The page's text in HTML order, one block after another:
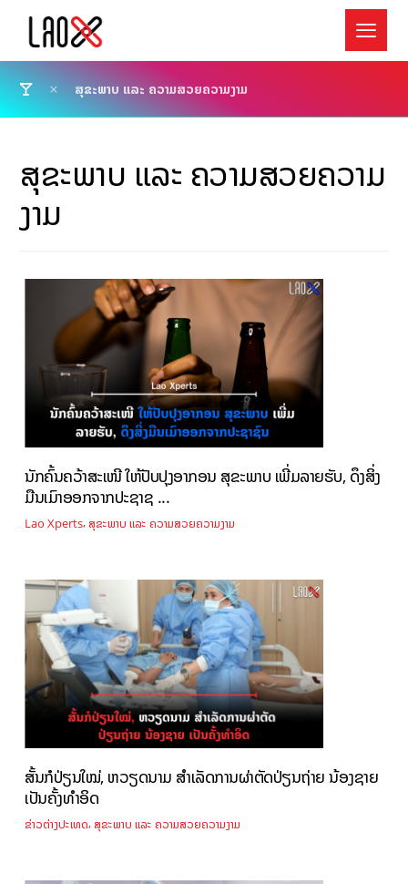
ສຸຂະພາບ ແລະ ຄວາມສວຍຄວາມງາມ
ສຸຂະພາບ ແລະ ຄວາມສວຍຄວາມ
ງາມ
ນັກຄົ້ນຄວ້າສະເໜີ ໃຫ້ປັບປຸງອາກອນ ສຸຂະພາບ ເພີ່ມລາຍຮັບ, ດຶງສິ່ງ
ມືນເມົາອອກຈາກປະຊາຊ ...
Lao Xperts, ສຸຂະພາບ ແລະ ຄວາມສວຍຄວາມງາມ
ສັ້ນກໍປ່ຽນໃໝ່, ຫວຽດນາມ ສຳເລັດການຜ່າຕັດປ່ຽນຖ່າຍ ນ້ອງຊາຍ
ເປັນຄັ້ງທຳອິດ
ຂ່າວຕ່າງປະເທດ, ສຸຂະພາບ ແລະ ຄວາມສວຍຄວາມງາມ